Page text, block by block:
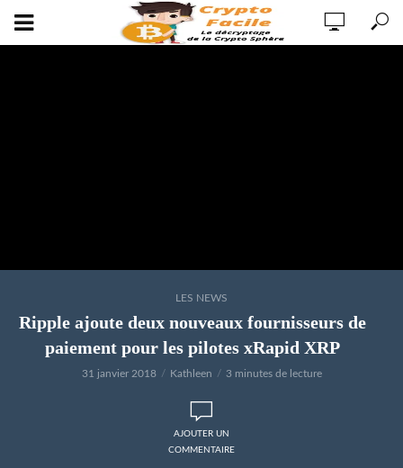
LES NEWS
Ripple ajoute deux nouveaux fournisseurs de
paiement pour les pilotes xRapid XRP
31 janvier 2018 Kathleen 3 minutes de lecture
AJOUTER UN
COMMENTAIRE